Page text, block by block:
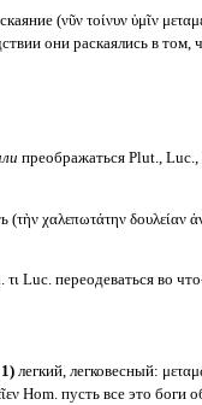
(νῦν τοίνυν ὑμῖν
они раскаялись в том,
преображаться Plut., Luc.,
(τὴν χαλεπωτάτην δουλείαν
Luc. переодеваться во
1)легкий, легковесный:
Hom. пусть все это боги